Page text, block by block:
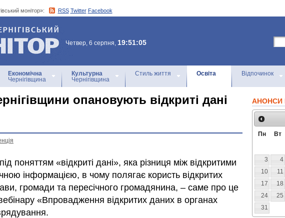
монітор»: RSS Twitter Facebook
монітор»
Четвер, 6 серпня, 19:51:05
Економічна
Чернігівщина
Культурна
Чернігівщина
Стиль життя Освіта Відпочинок
опановують відкриті дані
поняттям «відкриті дані», яка різниця між відкритими
інформацією, в чому полягає користь відкритих
громади та пересічного громадянина, – саме про це
«Впровадження відкритих даних в органах
АНОНСИ
Пн Вт
3
4
10
11
17
18
24
25
31